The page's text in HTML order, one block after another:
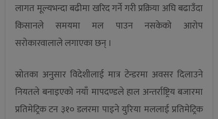
लागत मूल्यभन्दा बढीमा खरिद गर्ने गरी प्रक्रिया अघि बढाउँदा
किसानले समयमा मल पाउन नसकेको आरोप
सरोकारवालाले लगाएका छन् ।
स्रोतका अनुसार विदेशीलाई मात्र टेन्डरमा अवसर दिलाउने
नियतले बनाइएको नयाँ मापदण्डले हाल अन्तर्राष्ट्रिय बजारमा
प्रतिमेट्रिक टन ३१० डलरमा पाइने युरिया मललाई प्रतिमेट्रिक